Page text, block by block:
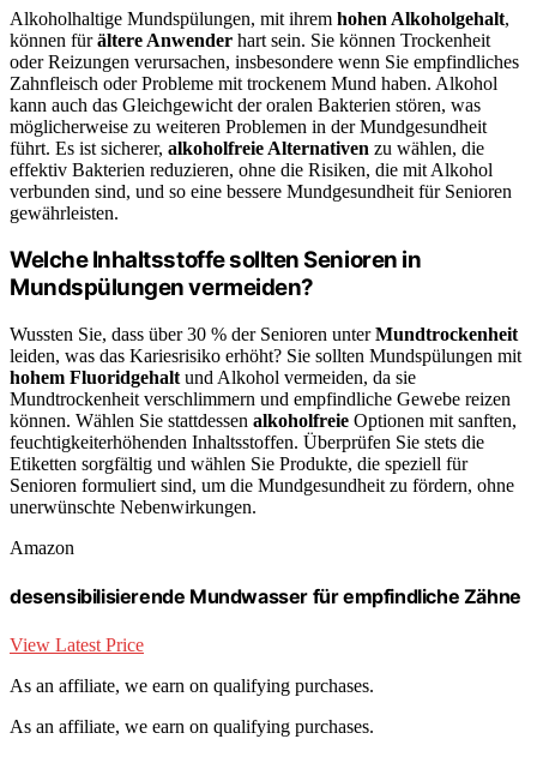
Alkoholhaltige Mundspülungen, mit ihrem hohen Alkoholgehalt,
können fürältere Anwender hart sein. Sie können Trockenheit
oder Reizungen verursachen, insbesondere wenn Sie empfindliches
Zahnfleisch oder Probleme mit trockenem Mund haben. Alkohol
kann auch das Gleichgewicht der oralen Bakterien stören, was
möglicherweise zu weiteren Problemen in der Mundgesundheit
führt. Es ist sicherer, alkoholfreie Alternativen zu wählen, die
effektiv Bakterien reduzieren, ohne die Risiken, die mit Alkohol
verbunden sind, und so eine bessere Mundgesundheit für Senioren
gewährleisten.
Welche Inhaltsstoffe sollten Senioren in
Mundspülungen vermeiden?
Wussten Sie, dass über 30 % der Senioren unterMundtrockenheit
leiden, was das Kariesrisiko erhöht? Sie sollten Mundspülungen mit
hohem Fluoridgehalt und Alkohol vermeiden, da sie
Mundtrockenheit verschlimmern und empfindliche Gewebe reizen
können. Wählen Sie stattdessen alkoholfreie Optionen mit sanften,
feuchtigkeiterhöhenden Inhaltsstoffen. Überprüfen Sie stets die
Etiketten sorgfältig und wählen Sie Produkte, die speziell für
Senioren formuliert sind, um die Mundgesundheit zu fördern, ohne
unerwünschte Nebenwirkungen.
Amazon
desensibilisierende Mundwasser für empfindliche Zähne
View Latest Price
As an affiliate, we earn on qualifying purchases.
As an affiliate, we earn on qualifying purchases.